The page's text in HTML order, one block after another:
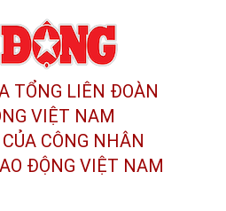
TỔNG LIÊN ĐOÀN
VIỆT NAM
CÔNG NHÂN
ĐỘNG VIỆT NAM